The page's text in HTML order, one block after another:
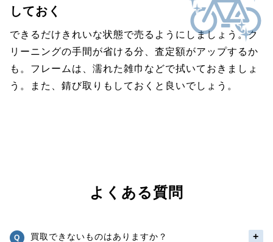
しておく
できるだけきれいな状態で売るようにしましょう。ク
リーニングの手間が省ける分、査定額がアップするか
も。フレームは、濡れた雑巾などで拭いておきましょ
う。また、錆び取りもしておくと良いでしょう。
よくある質問
買取できないものはありますか？